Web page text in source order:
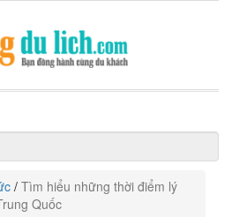
/ Tìm hiểu những thời điểm lý
Quốc